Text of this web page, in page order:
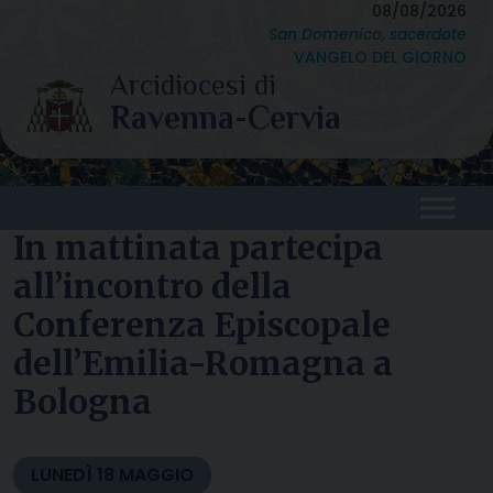
content
08/08/2026
San Domenico, sacerdote
VANGELO DEL GIORNO
In mattinata partecipa
all’incontro della
Conferenza Episcopale
dell’Emilia-Romagna a
Bologna
LUNEDÌ 18 MAGGIO